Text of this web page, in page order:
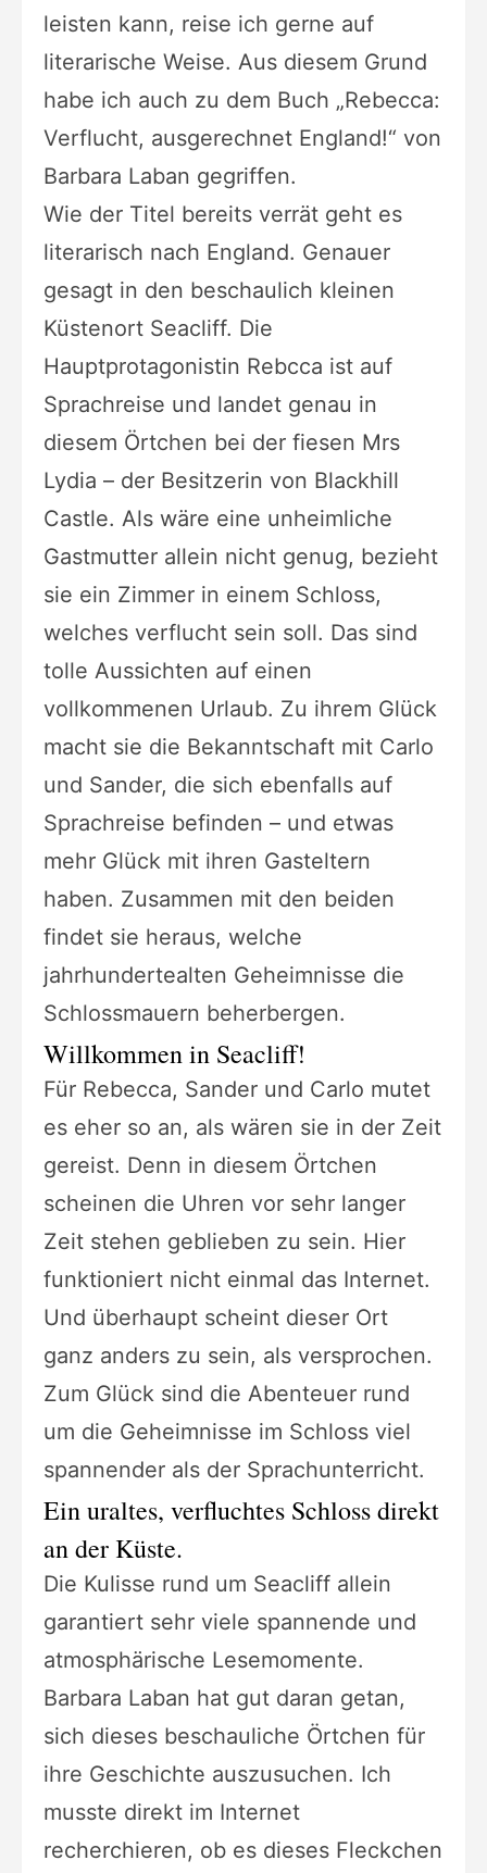
leisten kann, reise ich gerne auf
literarische Weise. Aus diesem Grund
habe ich auch zu dem Buch „Rebecca:
Verflucht, ausgerechnet England!“ von
Barbara Laban gegriffen.
Wie der Titel bereits verrät geht es
literarisch nach England. Genauer
gesagt in den beschaulich kleinen
Küstenort Seacliff. Die
Hauptprotagonistin Rebcca ist auf
Sprachreise und landet genau in
diesem Örtchen bei der fiesen Mrs
Lydia – der Besitzerin von Blackhill
Castle. Als wäre eine unheimliche
Gastmutter allein nicht genug, bezieht
sie ein Zimmer in einem Schloss,
welches verflucht sein soll. Das sind
tolle Aussichten auf einen
vollkommenen Urlaub. Zu ihrem Glück
macht sie die Bekanntschaft mit Carlo
und Sander, die sich ebenfalls auf
Sprachreise befinden – und etwas
mehr Glück mit ihren Gasteltern
haben. Zusammen mit den beiden
findet sie heraus, welche
jahrhundertealten Geheimnisse die
Schlossmauern beherbergen.
Willkommen in Seacliff!
Für Rebecca, Sander und Carlo mutet
es eher so an, als wären sie in der Zeit
gereist. Denn in diesem Örtchen
scheinen die Uhren vor sehr langer
Zeit stehen geblieben zu sein. Hier
funktioniert nicht einmal das Internet.
Und überhaupt scheint dieser Ort
ganz anders zu sein, als versprochen.
Zum Glück sind die Abenteuer rund
um die Geheimnisse im Schloss viel
spannender als der Sprachunterricht.
Ein uraltes, verfluchtes Schloss direkt
an der Küste.
Die Kulisse rund um Seacliff allein
garantiert sehr viele spannende und
atmosphärische Lesemomente.
Barbara Laban hat gut daran getan,
sich dieses beschauliche Örtchen für
ihre Geschichte auszusuchen. Ich
musste direkt im Internet
recherchieren, ob es dieses Fleckchen